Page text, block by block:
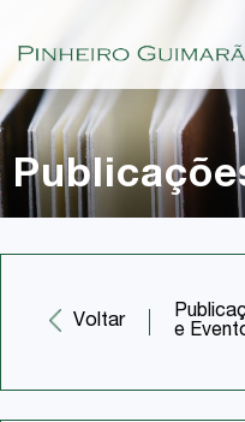
Voltar
e